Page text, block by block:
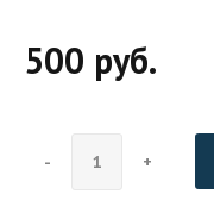
500 руб.
- +